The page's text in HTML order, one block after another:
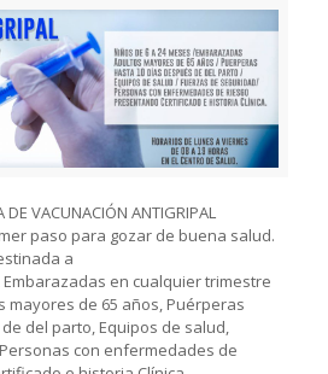
VACUNACIÓN ANTIGRIPAL
paso para gozar de buena salud.
a
Embarazadas en cualquier trimestre
mayores de 65 años, Puérperas
del parto, Equipos de salud,
con enfermedades de